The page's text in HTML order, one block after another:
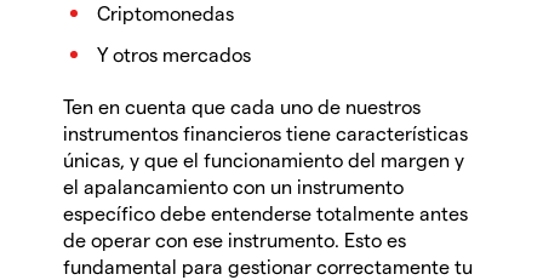
Criptomonedas
Y otros mercados
Ten en cuenta que cada uno de nuestros
instrumentos financieros tiene características
únicas, y que el funcionamiento del margen y
el apalancamiento con un instrumento
específico debe entenderse totalmente antes
de operar con ese instrumento. Esto es
fundamental para gestionar correctamente tu